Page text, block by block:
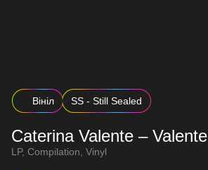
Вініл SS - Still Sealed
Caterina Valente –
LP, Compilation, Vinyl